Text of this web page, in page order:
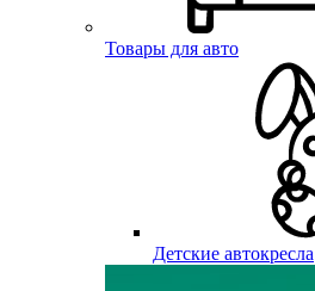
Товары для авто
Детские автокресла